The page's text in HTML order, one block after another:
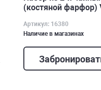
(костяной фарфор)
Артикул: 16380
Наличие в магазинах